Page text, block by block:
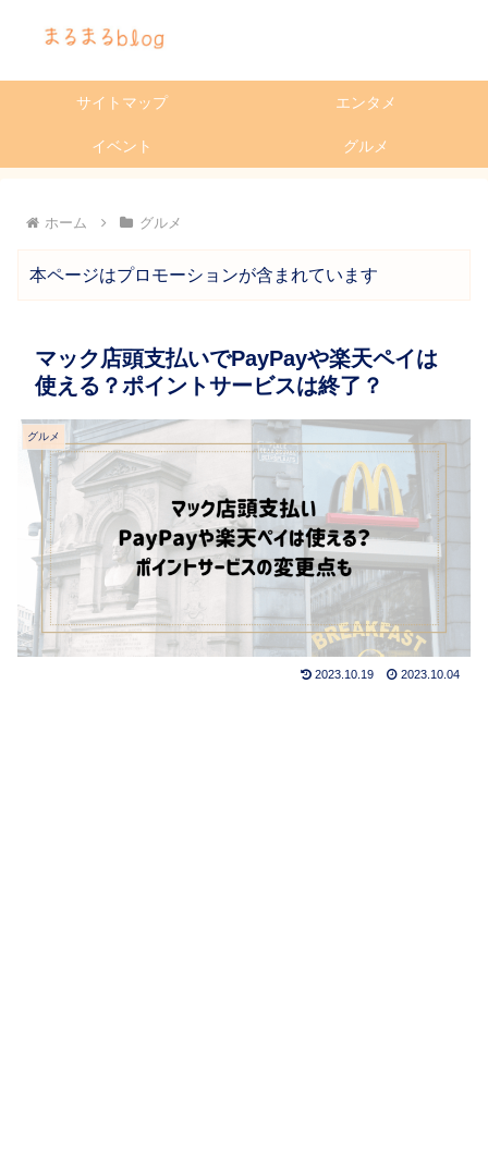
サイトマップ エンタメ
イベント グルメ
ホーム グルメ
本ページはプロモーションが含まれています
マック店頭支払いでPayPayや楽天ペイは
使える？ポイントサービスは終了？
グルメ
2023.10.19 2023.10.04